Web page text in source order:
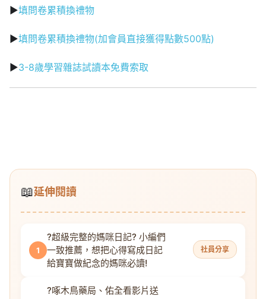
▶填問卷累積換禮物
▶填問卷累積換禮物(加會員直接獲得點數500點)
▶3-8歲學習雜誌試讀本免費索取
📖延伸閱讀
1
?超級完整的媽咪日記? 小編們
一致推薦，想把心得寫成日記
給寶寶做紀念的媽咪必讀!
社員分享
?啄木鳥藥局、佑全看影片送